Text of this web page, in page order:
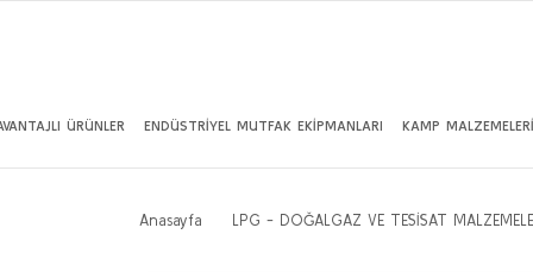
ÜRÜNLER ENDÜSTRİYEL MUTFAK EKİPMANLARI KAMP MALZEMELERİ
Anasayfa LPG - DOĞALGAZ VE TESİSAT